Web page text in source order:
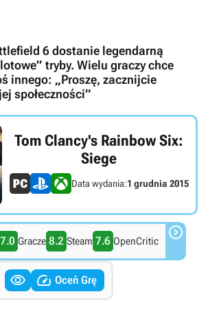
6 dostanie legendarną
tryby. Wielu graczy chce
innego: „Proszę, zacznijcie
społeczności”
Tom Clancy's Rainbow Six:
Siege
Data wydania:1 grudnia 2015
7.0 Gracze 8.2 Steam 7.6 OpenCritic 
  Oceń Grę